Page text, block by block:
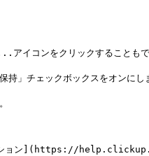
」チェックボックスをオンにし
ーション](https://